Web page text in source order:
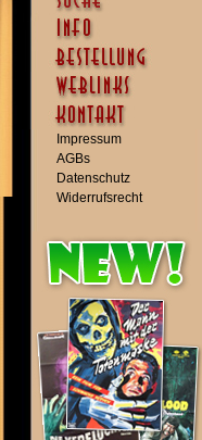
Impressum
AGBs
Datenschutz
Widerrufsrecht